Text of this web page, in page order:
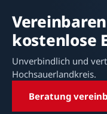
kostenlose
Unverbindlich und
Hochsauerlandkreis.
Beratung